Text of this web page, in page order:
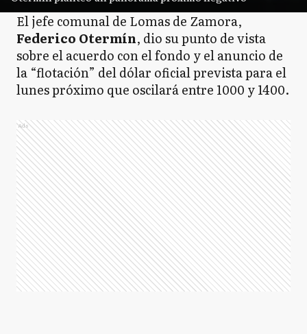
El jefe comunal de Lomas de Zamora,
Federico Otermín, dio su punto de vista
sobre el acuerdo con el fondo y el anuncio de
la “flotación” del dólar oficial prevista para el
lunes próximo que oscilará entre 1000 y 1400.
Ads